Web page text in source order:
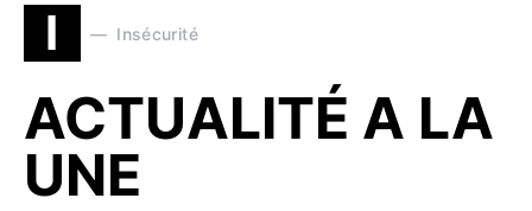
I Insécurité
ACTUALITÉ A LA
UNE